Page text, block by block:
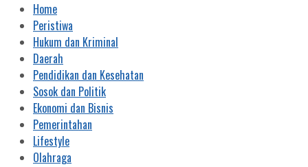
Home
Peristiwa
Hukum dan Kriminal
Daerah
Pendidikan dan Kesehatan
Sosok dan Politik
Ekonomi dan Bisnis
Pemerintahan
Lifestyle
Olahraga